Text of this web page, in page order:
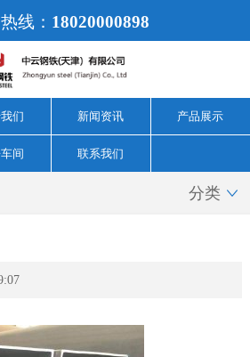
线： 18020000898
们 新闻资讯 产品展示
间 联系我们
分类 